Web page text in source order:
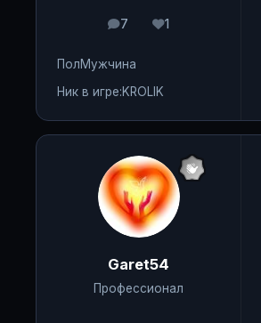
7
сообщения
1
Репутация
ПолМужчина
Ник в игре:KROLIK
Garet54
Профессионал